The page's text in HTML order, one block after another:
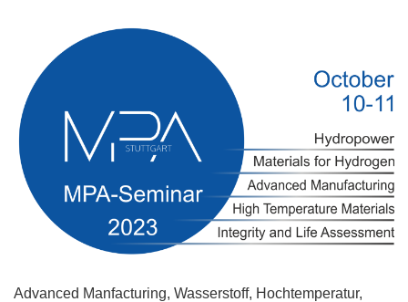
Advanced Manfacturing, Wasserstoff, Hochtemperatur,